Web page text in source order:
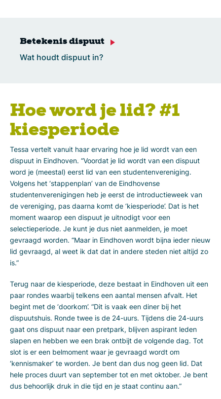
Betekenis dispuut
Wat houdt dispuut in?
Hoe word je lid? #1
kiesperiode
Tessa vertelt vanuit haar ervaring hoe je lid wordt van een
dispuut in Eindhoven. “Voordat je lid wordt van een dispuut
word je (meestal) eerst lid van een studentenvereniging.
Volgens het ‘stappenplan’ van de Eindhovense
studentenverenigingen heb je eerst de introductieweek van
de vereniging, pas daarna komt de ‘kiesperiode’. Dat is het
moment waarop een dispuut je uitnodigt voor een
selectieperiode. Je kunt je dus niet aanmelden, je moet
gevraagd worden. “Maar in Eindhoven wordt bijna ieder nieuw
lid gevraagd, al weet ik dat dat in andere steden niet altijd zo
is.”
Terug naar de kiesperiode, deze bestaat in Eindhoven uit een
paar rondes waarbij telkens een aantal mensen afvalt. Het
begint met de ‘doorkom’. “Dit is vaak een diner bij het
dispuutshuis. Ronde twee is de 24-uurs. Tijdens die 24-uurs
gaat ons dispuut naar een pretpark, blijven aspirant leden
slapen en hebben we een brak ontbijt de volgende dag. Tot
slot is er een belmoment waar je gevraagd wordt om
‘kennismaker’ te worden. Je bent dan dus nog geen lid. Dat
hele proces duurt van september tot en met oktober. Je bent
dus behoorlijk druk in die tijd en je staat continu aan.”